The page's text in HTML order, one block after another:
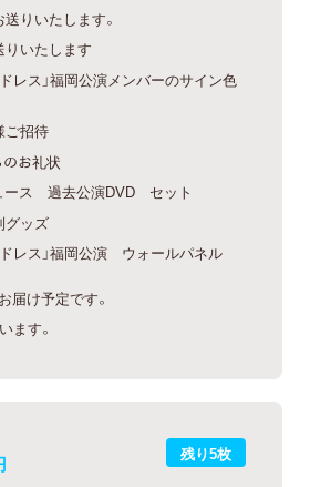
りいたします。
いたします
レス」福岡公演メンバーのサイン色
ご招待
お礼状
ース 過去公演DVD セット
グッズ
ドレス」福岡公演 ウォールパネル
届け予定です。
ます。
残り5枚